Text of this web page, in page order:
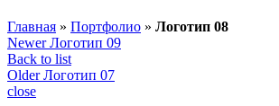
Главная » Портфолио » Логотип 08
Newer Логотип 09
Back to list
Older Логотип 07
close